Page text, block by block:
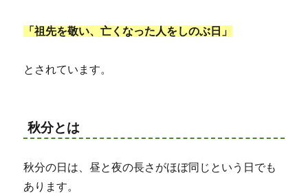
「祖先を敬い、亡くなった人をしのぶ日」
とされています。
秋分とは
秋分の日は、昼と夜の長さがほぼ同じという日でも
あります。